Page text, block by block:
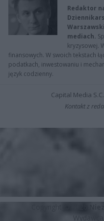
Redaktor
mediach.
kryzysowej.
finansowych. W swoich tekstach
podatkach, inwestowaniu i
język codzienny.
Capital Media
Kontakt z
Wydawca